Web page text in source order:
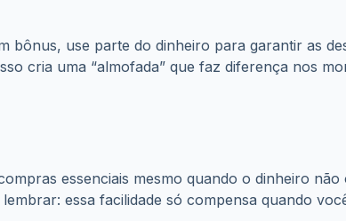
cria uma “almofada” que faz diferença nos
essenciais mesmo quando o dinheiro
essa facilidade só compensa quando